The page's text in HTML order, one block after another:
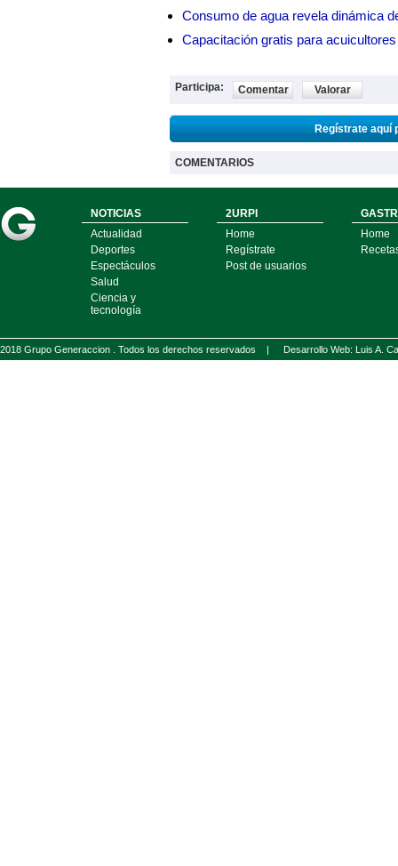
Consumo de agua revela dinámica
Capacitación gratis para
Participa: Comentar Valorar
Regístrate aquí
COMENTARIOS
NOTICIAS
Actualidad
Deportes
Espectáculos
Salud
Ciencia y
tecnología
2URPI
Home
Regístrate
Post de usuarios
Home
2018 Grupo Generaccion . Todos los derechos reservados | Desarrollo Web: Luis